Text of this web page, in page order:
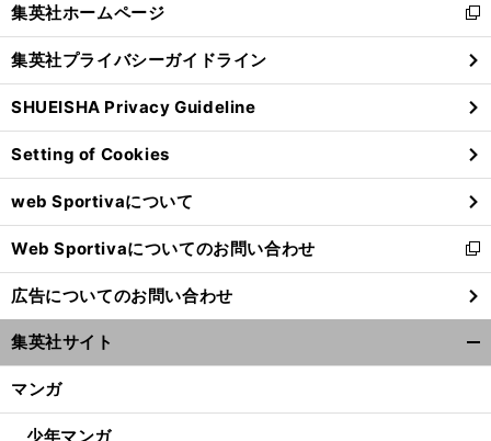
閉
る
集英社ホームページ
新
し
い
ウ
ィ
ン
ド
ウ
で
開
く
集英社プライバシーガイドライン
SHUEISHA Privacy Guideline
Setting of Cookies
web Sportivaについて
Web Sportivaについてのお問い合わせ
新
し
い
ウ
ィ
ン
ウ
広告についてのお問い合わせ
集英社サイト
マンガ
少年マンガ